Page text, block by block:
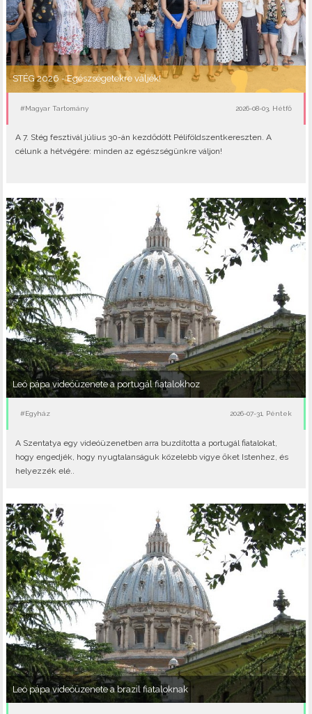
STÉG 2026 - Egészségetekre váljék!
#Magyar Tartomány 2026-08-03, Hétfő
A 7. Stég fesztivál július 30-án kezdődött Péliföldszentkereszten. A
célunk a hétvégére: minden az egészségünkre váljon!
Leó pápa videóüzenete a portugál fiatalokhoz
#Egyház 2026-07-31, Péntek
A Szentatya egy videóüzenetben arra buzdította a portugál fiatalokat,
hogy engedjék, hogy nyugtalanságuk közelebb vigye őket Istenhez, és
helyezzék elé..
Leó pápa videóüzenete a brazil fiataloknak